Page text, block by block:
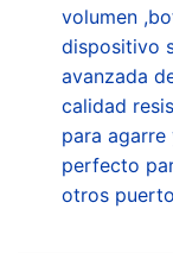
volumen
dispositivo
avanzada
calidad
para
perfecto
otros